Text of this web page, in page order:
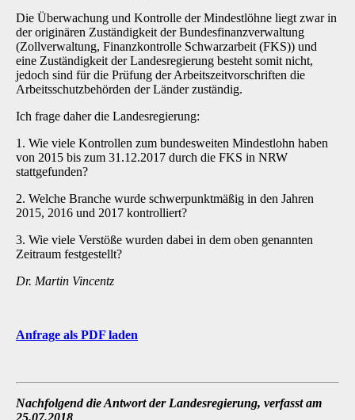
Die Überwachung und Kontrolle der Mindestlöhne liegt zwar in
der originären Zuständigkeit der Bundesfinanzverwaltung
(Zollverwaltung, Finanzkontrolle Schwarzarbeit (FKS)) und
eine Zuständigkeit der Landesregierung besteht somit nicht,
jedoch sind für die Prüfung der Arbeitszeitvorschriften die
Arbeitsschutzbehörden der Länder zuständig.
Ich frage daher die Landesregierung:
1. Wie viele Kontrollen zum bundesweiten Mindestlohn haben
von 2015 bis zum 31.12.2017 durch die FKS in NRW
stattgefunden?
2. Welche Branche wurde schwerpunktmäßig in den Jahren
2015, 2016 und 2017 kontrolliert?
3. Wie viele Verstöße wurden dabei in dem oben genannten
Zeitraum festgestellt?
Dr. Martin Vincentz
Anfrage als PDF laden
Nachfolgend die Antwort der Landesregierung, verfasst am
25.07.2018